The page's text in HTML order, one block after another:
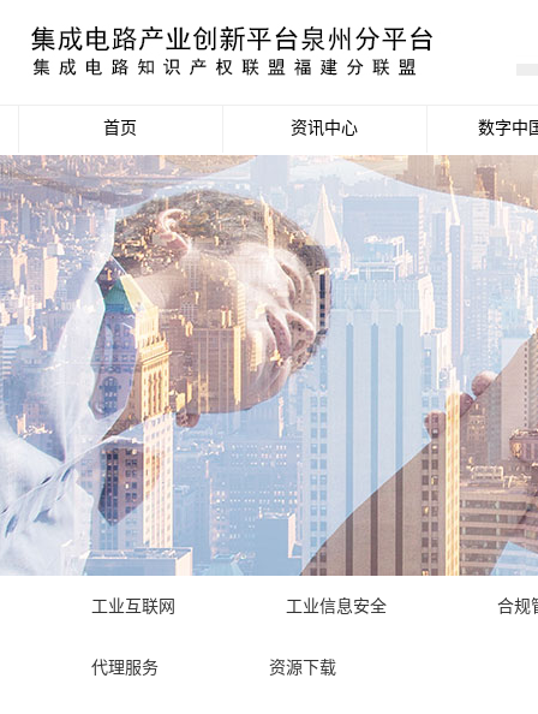
首页 资讯中心
产业资讯
政策信息
活动公告
数据统计分析
项目申报信息
数字中
工业互联网 工业信息安全 合规
代理服务 资源下载